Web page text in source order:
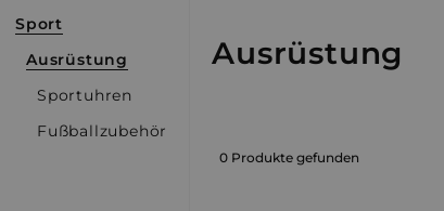
Sport
Ausrüstung
Sportuhren
Fußballzubehör
Ausrüstung
0 Produkte gefunden